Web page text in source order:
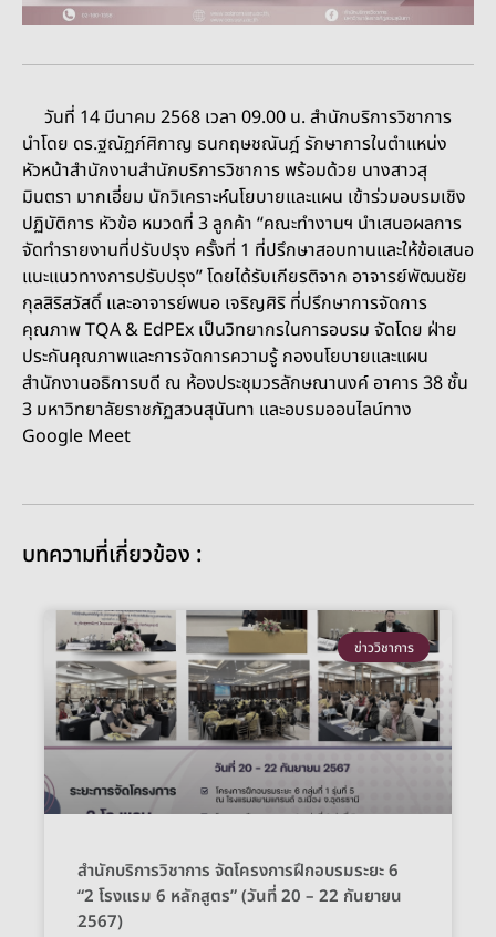
วันที่ 14 มีนาคม 2568 เวลา 09.00 น. สำนักบริการวิชาการ
นำโดย ดร.ฐณัฏภ์ศิกาญ ธนกฤษชณันฎ์ รักษาการในตำแหน่ง
หัวหน้าสำนักงานสำนักบริการวิชาการ พร้อมด้วย นางสาวสุ
มินตรา มากเอี่ยม นักวิเคราะห์นโยบายและแผน เข้าร่วมอบรมเชิง
ปฏิบัติการ หัวข้อ หมวดที่ 3 ลูกค้า “คณะทำงานฯ นำเสนอผลการ
จัดทำรายงานที่ปรับปรุง ครั้งที่ 1 ที่ปรึกษาสอบทานและให้ข้อเสนอ
แนะแนวทางการปรับปรุง” โดยได้รับเกียรติจาก อาจารย์พัฒนชัย
กุลสิริสวัสดิ์ และอาจารย์พนอ เจริญศิริ ที่ปรึกษาการจัดการ
คุณภาพ TQA & EdPEx เป็นวิทยากรในการอบรม จัดโดย ฝ่าย
ประกันคุณภาพและการจัดการความรู้ กองนโยบายและแผน
สำนักงานอธิการบดี ณ ห้องประชุมวรลักษณานงค์ อาคาร 38 ชั้น
3 มหาวิทยาลัยราชภัฏสวนสุนันทา และอบรมออนไลน์ทาง
Google Meet
บทความที่เกี่ยวข้อง :
ข่าววิชาการ
สำนักบริการวิชาการ จัดโครงการฝึกอบรมระยะ 6
“2 โรงแรม 6 หลักสูตร” (วันที่ 20 – 22 กันยายน
2567)